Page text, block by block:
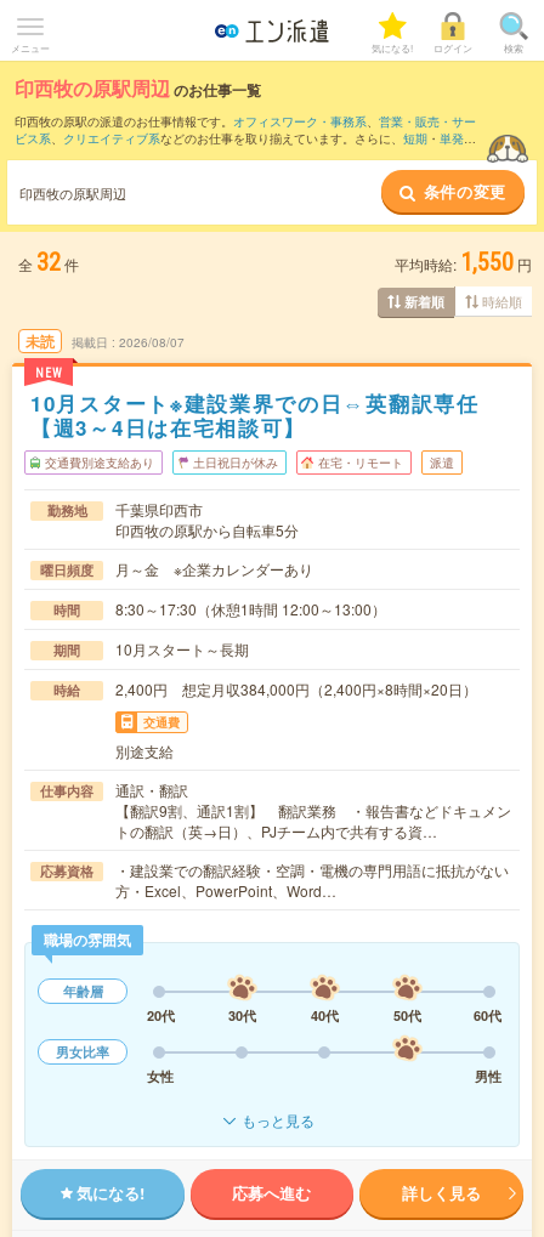
メニュー 気になる! ログイン 検索
印西牧の原駅周辺のお仕事一覧
印西牧の原駅の派遣のお仕事情報です。 オフィスワーク・事務系、 営業・販売・サー
ビス系、 クリエイティブ系などのお仕事を取り揃えています。さらに、 短期 ・ 単発な
また、八千代台駅・八千代緑が丘駅 八千代中央駅など近隣駅の
お仕事もご確認いただけます。
印西牧の原駅周辺 条件の変更
全 32件 平均時給: 1,550 円
新着順 時給順
未読
NEW
掲載日 2026/08/07
10月スタート※建設業界での日⇔英翻訳専任
【週3～4日は在宅相談可】
交通費別途支給あり 土日祝日が休み 在宅・リモート 派遣
勤務地
千葉県印西市
印西牧の原駅から自転車5分
曜日頻度 月～金 ※企業カレンダーあり
時間 8:30～17:30（休憩1時間 12:00～13:00）
期間 10月スタート～長期
時給 2,400円 想定月収384,000円（2,400円×8時間×20日）
交通費
別途支給
仕事内容
通訳・翻訳
【翻訳9割、通訳1割】 翻訳業務 ・報告書などドキュメン
トの翻訳（英→日）、PJチーム内で共有する資…
応募資格
・建設業での翻訳経験・空調・電機の専門用語に抵抗がない
方・Excel、PowerPoint、Word…
職場の雰囲気
年齢層
20代
30代 40代 50代
60代
男女比率
女性
男性
もっと見る
気になる! 応募へ進む 詳しく見る